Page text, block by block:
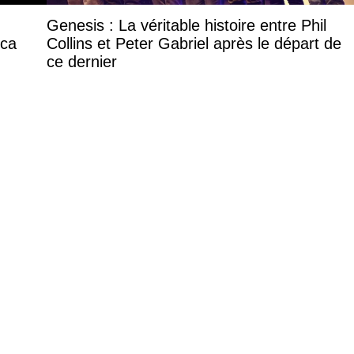
Genesis : La véritable histoire entre Phil
Collins et Peter Gabriel après le départ de
ce dernier